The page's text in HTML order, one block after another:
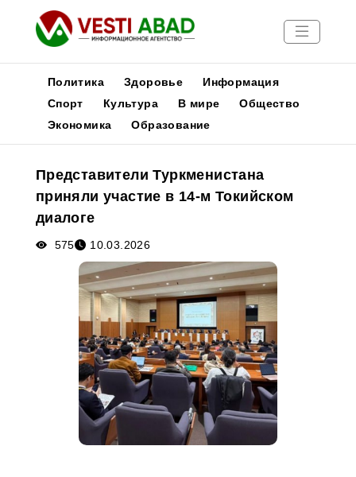
Новости
Медиа
Афиша
Политика Здоровье
Информация
Спорт
Культура В мире
Общество
Экономика
Образование
Представители Туркменистана
приняли участие в 14-м Токийском
диалоге
575 10.03.2026